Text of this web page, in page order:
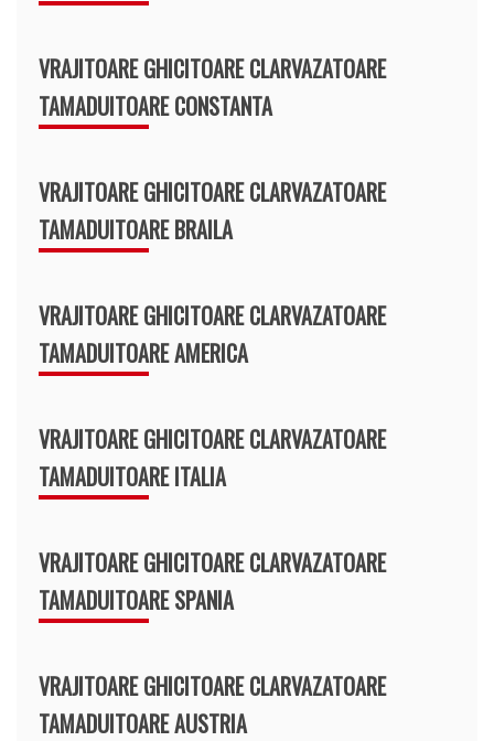
VRAJITOARE GHICITOARE CLARVAZATOARE
TAMADUITOARE CONSTANTA
VRAJITOARE GHICITOARE CLARVAZATOARE
TAMADUITOARE BRAILA
VRAJITOARE GHICITOARE CLARVAZATOARE
TAMADUITOARE AMERICA
VRAJITOARE GHICITOARE CLARVAZATOARE
TAMADUITOARE ITALIA
VRAJITOARE GHICITOARE CLARVAZATOARE
TAMADUITOARE SPANIA
VRAJITOARE GHICITOARE CLARVAZATOARE
TAMADUITOARE AUSTRIA